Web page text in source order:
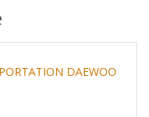
DAEWOO